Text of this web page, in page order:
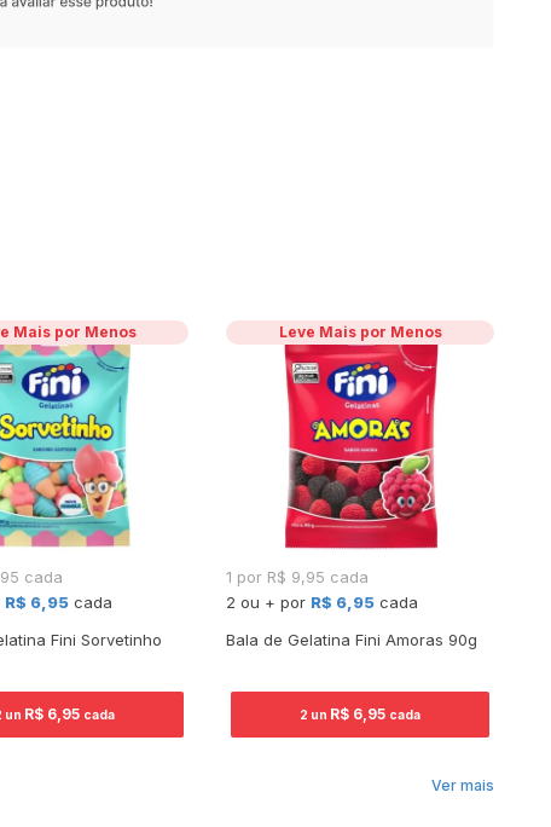
Mais por Menos
cada
R$ 6,95 cada
Fini Sorvetinho
un R$ 6,95 cada
Leve Mais por Menos
1 por R$ 9,95 cada
2 ou + por R$ 6,95 cada
Bala de Gelatina Fini Amoras 90g
2 un R$ 6,95 cada
Ver mais